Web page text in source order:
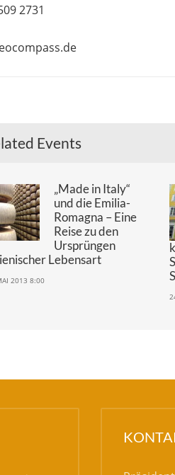
2731
Events
„Made in Italy“
und die Emilia-
Romagna – Eine
Reise zu den
Ursprüngen
Lebensart
2013 8:00